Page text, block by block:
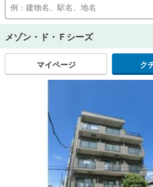
メゾン・ド・Ｆシーズ
マイページ ク